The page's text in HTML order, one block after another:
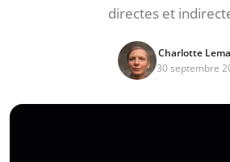
directes et
Charlotte
30 septembre